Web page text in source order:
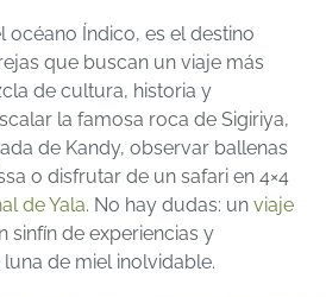
océano Índico, es el destino
que buscan un viaje más
de cultura, historia y
la famosa roca de Sigiriya,
de Kandy, observar ballenas
o disfrutar de un safari en 4×4
de Yala. No hay dudas: unviaje
sinfín de experiencias y
de miel inolvidable.